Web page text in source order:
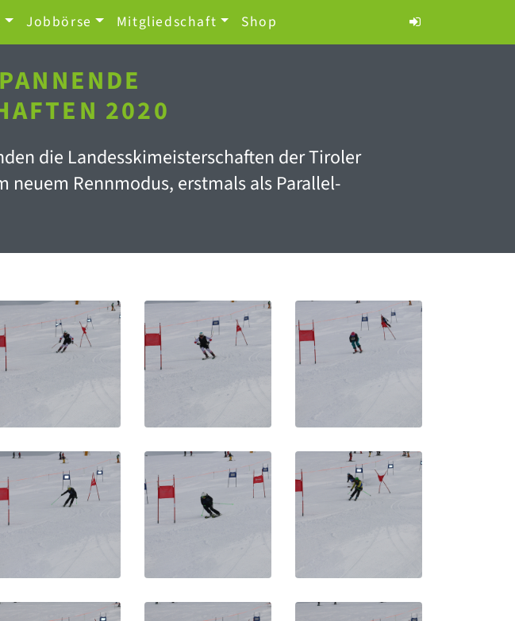
Jobbörse Mitgliedschaft Shop
2020
die Landesskimeisterschaften der Tiroler
Rennmodus, erstmals als Parallel-